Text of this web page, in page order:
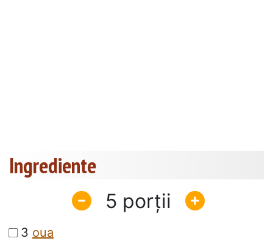
Ingrediente
5
3 oua